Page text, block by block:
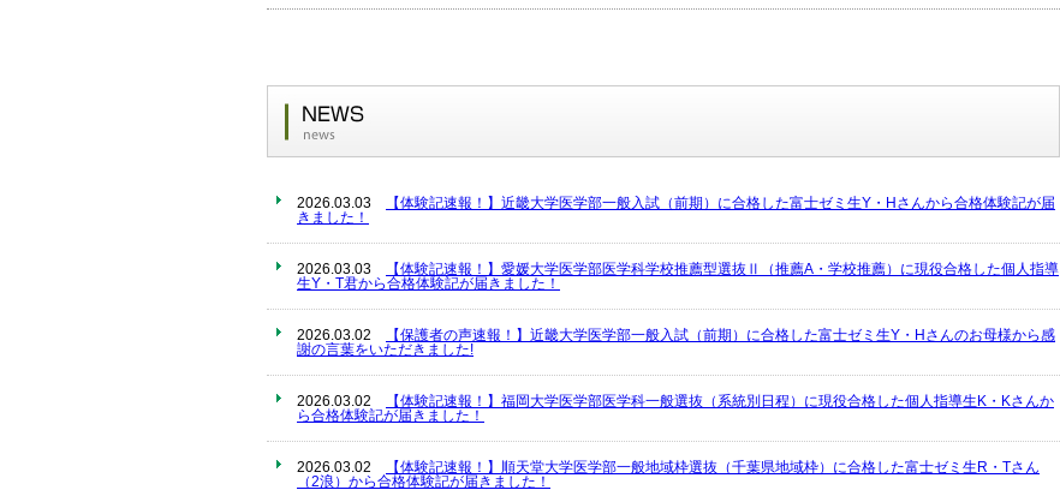
2026.03.03
【体験記速報！】近畿大学医学部一般入試（前期）に合格した富士ゼミ生Y・Hさんから合格体験記が届
きました！
2026.03.03
【体験記速報！】愛媛大学医学部医学科学校推薦型選抜Ⅱ（推薦A・学校推薦）に現役合格した個人指導
生Y・T君から合格体験記が届きました！
2026.03.02
【保護者の声速報！】近畿大学医学部一般入試（前期）に合格した富士ゼミ生Y・Hさんのお母様から感
謝の言葉をいただきました!
2026.03.02
【体験記速報！】福岡大学医学部医学科一般選抜（系統別日程）に現役合格した個人指導生K・Kさんか
ら合格体験記が届きました！
2026.03.02
【体験記速報！】順天堂大学医学部一般地域枠選抜（千葉県地域枠）に合格した富士ゼミ生R・Tさん
（2浪）から合格体験記が届きました！